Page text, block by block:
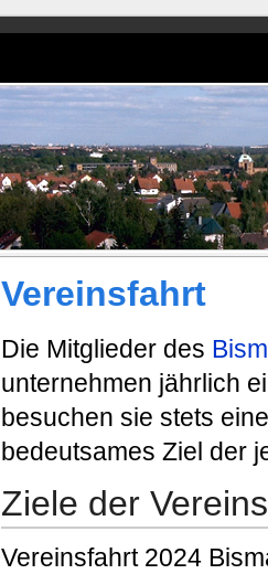
Vereinsfahrt
Die Mitglieder des
unternehmen jährlich
besuchen sie stets
bedeutsames Ziel der
Ziele der
Vereinsfahrt 2024